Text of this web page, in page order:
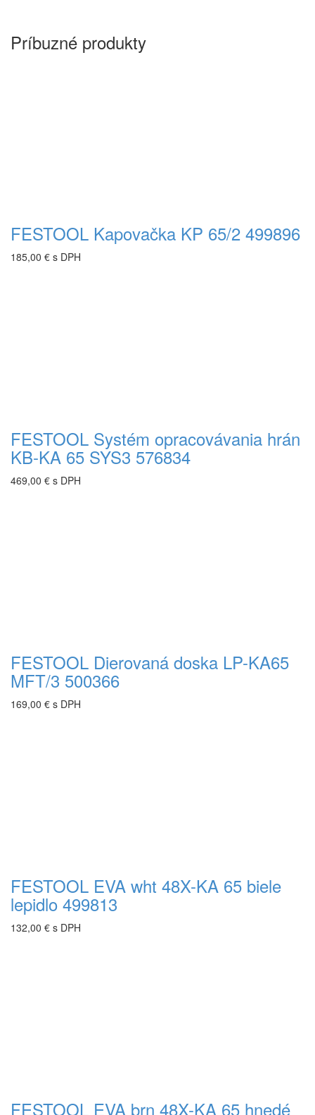
Príbuzné produkty
FESTOOL Kapovačka KP 65/2 499896
185,00 € s DPH
FESTOOL Systém opracovávania hrán
KB-KA 65 SYS3 576834
469,00 € s DPH
FESTOOL Dierovaná doska LP-KA65
MFT/3 500366
169,00 € s DPH
FESTOOL EVA wht 48X-KA 65 biele
lepidlo 499813
132,00 € s DPH
FESTOOL EVA brn 48X-KA 65 hnedé